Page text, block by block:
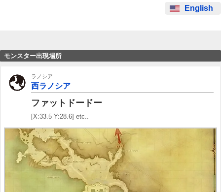
English
モンスター出現場所
ラノシア
西ラノシア
ファットドードー
[X:33.5 Y:28.6] etc..